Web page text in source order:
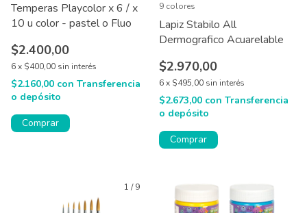
Temperas Playcolor x 6 / x
10 u color - pastel o Fluo
$2.400,00
6x $400,00 sin interés
$2.160,00 con Transferencia
o depósito
Comprar
Lapiz Stabilo All
Dermografico Acuarelable
$2.970,00
6x $495,00 sin interés
$2.673,00 con Transferencia
o depósito
9 colores
Comprar
1 /9